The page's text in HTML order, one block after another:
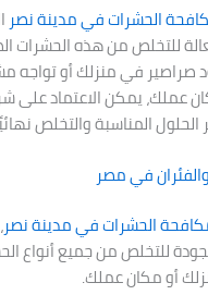
الحشرات فيمدينة نصر
للتخلص من هذه الحشرات
صراصير في منزلك أو تواجه
عملك، يمكن الاعتماد على
الحلول المناسبة والتخلص
في مصر
الحشرات فيمدينة نصر
للتخلص من جميع أنواع
أو مكان عملك.